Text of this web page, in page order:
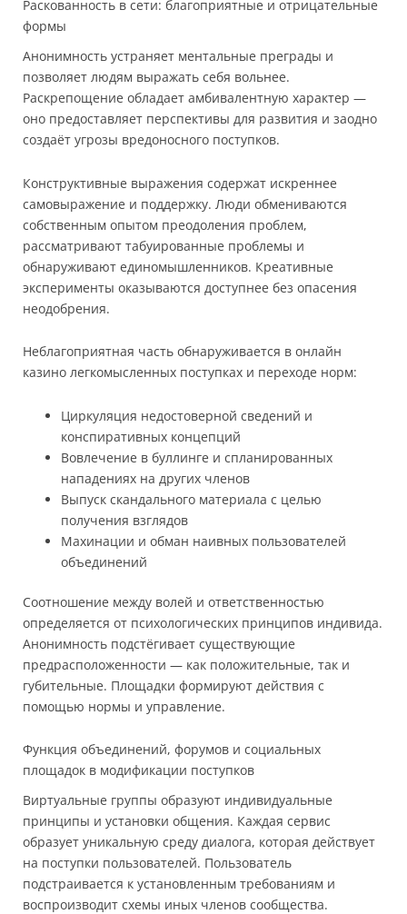
Раскованность в сети: благоприятные и отрицательные
формы
Анонимность устраняет ментальные преграды и
позволяет людям выражать себя вольнее.
Раскрепощение обладает амбивалентную характер —
оно предоставляет перспективы для развития и заодно
создаёт угрозы вредоносного поступков.
Конструктивные выражения содержат искреннее
самовыражение и поддержку. Люди обмениваются
собственным опытом преодоления проблем,
рассматривают табуированные проблемы и
обнаруживают единомышленников. Креативные
эксперименты оказываются доступнее без опасения
неодобрения.
Неблагоприятная часть обнаруживается в онлайн
казино легкомысленных поступках и переходе норм:
Циркуляция недостоверной сведений и
конспиративных концепций
Вовлечение в буллинге и спланированных
нападениях на других членов
Выпуск скандального материала с целью
получения взглядов
Махинации и обман наивных пользователей
объединений
Соотношение между волей и ответственностью
определяется от психологических принципов индивида.
Анонимность подстёгивает существующие
предрасположенности — как положительные, так и
губительные. Площадки формируют действия с
помощью нормы и управление.
Функция объединений, форумов и социальных
площадок в модификации поступков
Виртуальные группы образуют индивидуальные
принципы и установки общения. Каждая сервис
образует уникальную среду диалога, которая действует
на поступки пользователей. Пользователь
подстраивается к установленным требованиям и
воспроизводит схемы иных членов сообщества.